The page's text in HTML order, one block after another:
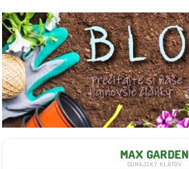
MAX GARDEN
DUNAJSKÝ KLÁTOV